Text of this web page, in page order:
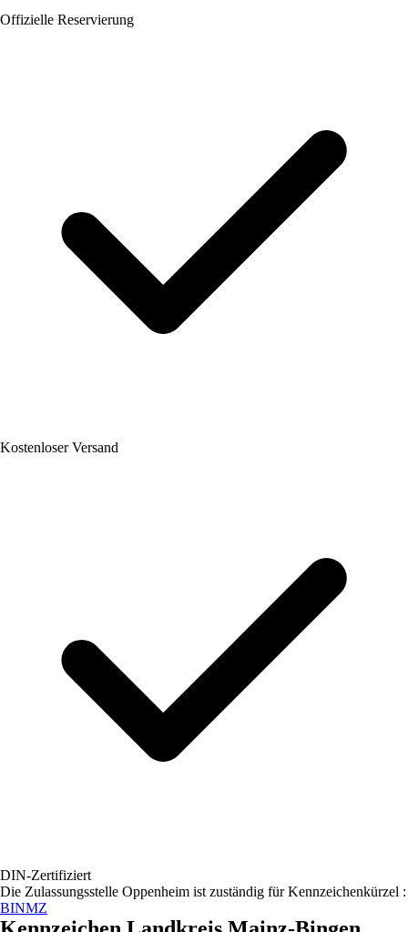
Offizielle Reservierung
Kostenloser Versand
DIN-Zertifiziert
Die Zulassungsstelle Oppenheim ist zuständig für Kennzeichenkürzel :
BINMZ